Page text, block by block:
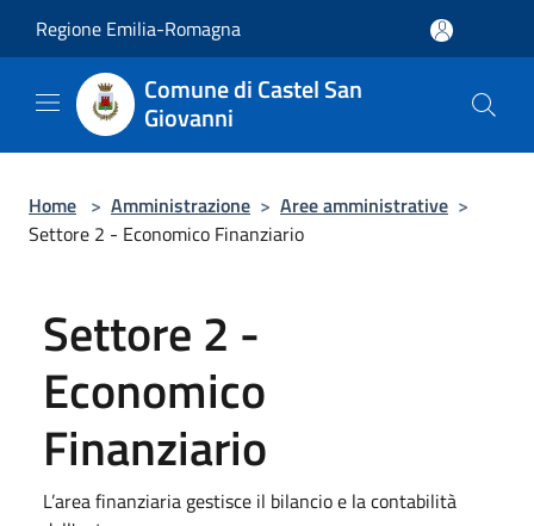
Regione Emilia-Romagna
Comune di Castel San
Giovanni
Home > Amministrazione > Aree amministrative >
Settore 2 - Economico Finanziario
Settore 2 -
Economico
Finanziario
L’area finanziaria gestisce il bilancio e la contabilità